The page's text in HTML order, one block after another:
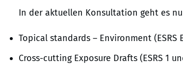
In der aktuellen Konsultation geht es
Topical standards – Environment (ESRS
Cross-cutting Exposure Drafts (ESRS 1